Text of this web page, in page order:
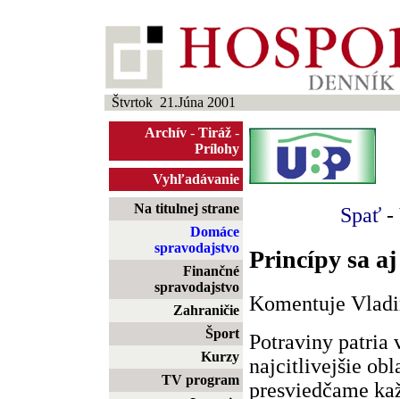
Štvrtok 21.Júna 2001
Archív - Tiráž -
Prílohy
Vyhľadávanie
Na titulnej strane
Domáce
spravodajstvo
Finančné
spravodajstvo
Zahraničie
Šport
Kurzy
TV program
Spať -
Princípy sa
Komentuje
Potraviny patria
najcitlivejšie
presviedčame